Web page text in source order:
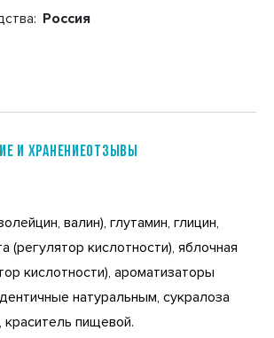
Россия
и хранениеотзывы
валин), глутамин, глицин,
(регулятор кислотности), яблочная
кислотности), ароматизаторы
натуральным, сукралоза
краситель пищевой.